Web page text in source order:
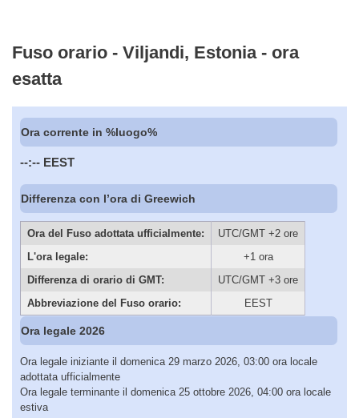
Fuso orario - Viljandi, Estonia - ora
esatta
Ora corrente in %luogo%
--:-- EEST
Differenza con l’ora di Greewich
Ora del Fuso adottata ufficialmente:
UTC/GMT +2 ore
L'ora legale:
+1 ora
Differenza di orario di GMT:
UTC/GMT +3 ore
Abbreviazione del Fuso orario:
EEST
Ora legale 2026
Ora legale iniziante il domenica 29 marzo 2026, 03:00 ora locale
adottata ufficialmente
Ora legale terminante il domenica 25 ottobre 2026, 04:00 ora locale
estiva